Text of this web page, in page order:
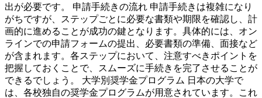
出が必要です。 申請手続きの流れ 申請手続きは複雑になり
がちですが、ステップごとに必要な書類や期限を確認し、計
画的に進めることが成功の鍵となります。具体的には、オン
ラインでの申請フォームの提出、必要書類の準備、面接など
が含まれます。各ステップにおいて、注意すべきポイントを
把握しておくことで、スムーズに手続きを完了させることが
できるでしょう。 大学別奨学金プログラム 日本の大学で
は、各校独自の奨学金プログラムが用意されています。これ